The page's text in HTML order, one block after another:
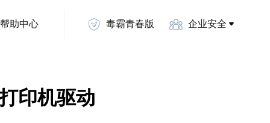
帮助中心 毒霸青春版 企业安全
印机驱动